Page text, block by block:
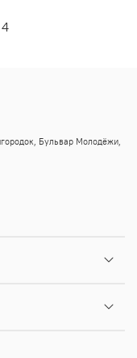
4
Бульвар Молодёжи,